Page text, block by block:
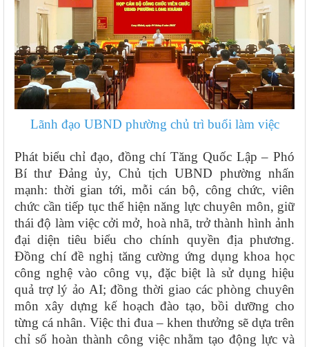
Lãnh đạo UBND phường chủ trì buổi làm việc
Phát biểu chỉ đạo, đồng chí Tăng Quốc Lập – Phó
Bí thư Đảng ủy, Chủ tịch UBND phường nhấn
mạnh: thời gian tới, mỗi cán bộ, công chức, viên
chức cần tiếp tục thể hiện năng lực chuyên môn, giữ
thái độ làm việc cởi mở, hoà nhã, trở thành hình ảnh
đại diện tiêu biểu cho chính quyền địa phương.
Đồng chí đề nghị tăng cường ứng dụng khoa học
công nghệ vào công vụ, đặc biệt là sử dụng hiệu
quả trợ lý ảo AI; đồng thời giao các phòng chuyên
môn xây dựng kế hoạch đào tạo, bồi dưỡng cho
từng cá nhân. Việc thi đua – khen thưởng sẽ dựa trên
chỉ số hoàn thành công việc nhằm tạo động lực và